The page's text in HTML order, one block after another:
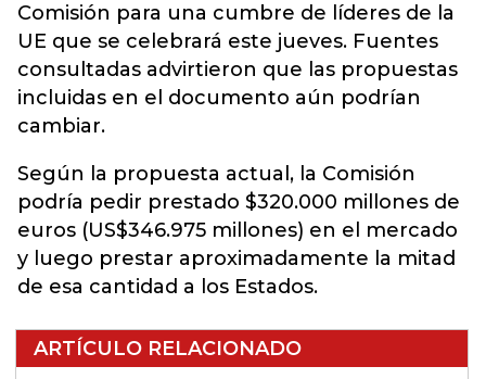
Comisión para una cumbre de líderes de la
UE que se celebrará este jueves. Fuentes
consultadas advirtieron que las propuestas
incluidas en el documento aún podrían
cambiar.
Según la propuesta actual, la Comisión
podría pedir prestado $320.000 millones de
euros (US$346.975 millones) en el mercado
y luego prestar aproximadamente la mitad
de esa cantidad a los Estados.
ARTÍCULO RELACIONADO